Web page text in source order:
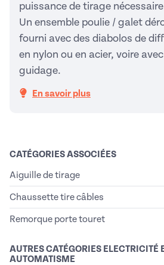
puissance de tirage
Un ensemble poulie / galet
fourni avec des diabolos de
en nylon ou en acier, voire
guidage.
En savoir plus
CATÉGORIES ASSOCIÉES
Aiguille de tirage
Chaussette tire câbles
Remorque porte touret
AUTRES CATÉGORIES ELECTRICITÉ
AUTOMATISME